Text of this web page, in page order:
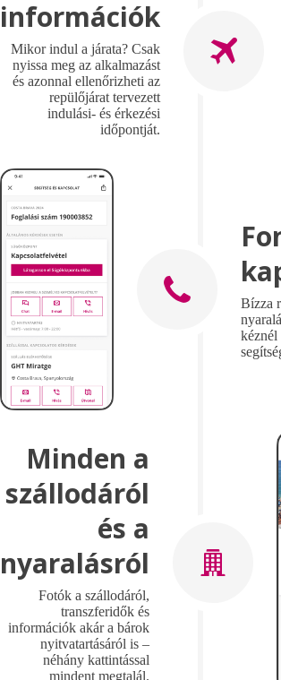
információk
Mikor indul a járata? Csak
nyissa meg az alkalmazást
és azonnal ellenőrizheti az
repülőjárat tervezett
indulási- és érkezési
időpontját.
Bízza
kéznél
Minden a
szállodáról
és a
nyaralásról
Fotók a szállodáról,
transzferidők és
információk akár a bárok
nyitvatartásáról is –
néhány kattintással
mindent megtalál.